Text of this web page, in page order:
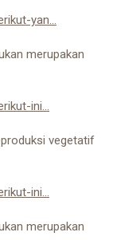
yan...
merupakan
ini...
vegetatif
ini...
merupakan